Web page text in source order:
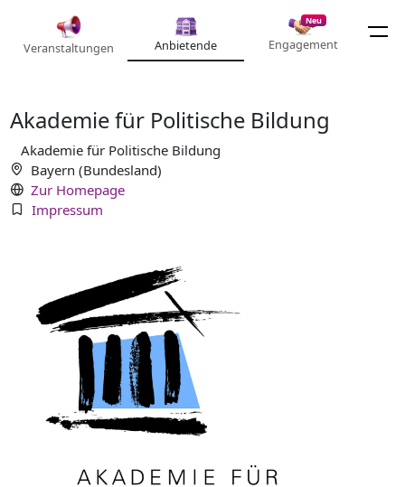
Veranstaltungen Anbietende
Neu
Engagement
Akademie für Politische Bildung
Akademie für Politische Bildung
Bayern (Bundesland)
Zur Homepage
Impressum